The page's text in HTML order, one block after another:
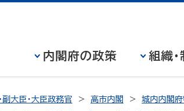
内閣府の政策 組織
副大臣・大臣政務官 高市内閣
城内内閣府